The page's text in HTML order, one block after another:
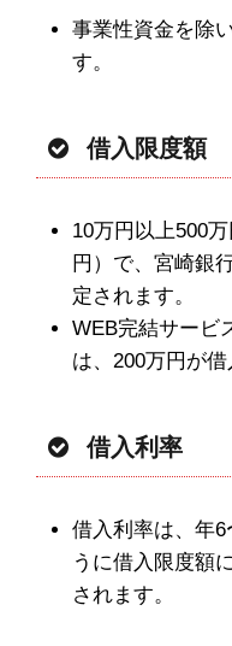
事業性資金を除
す。
借入限度額
10万円以上500
円）で、宮崎銀
定されます。
WEB完結サービ
は、200万円が借
借入利率
借入利率は、年6
うに借入限度額
されます。